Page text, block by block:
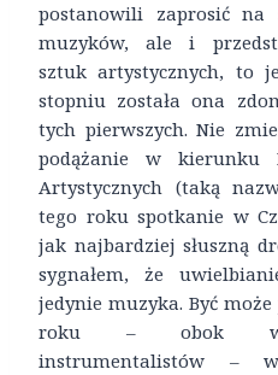
postanowili zaprosić na
muzyków, ale i
sztuk artystycznych, to
stopniu została ona
tych pierwszych. Nie
podążanie w kierunku
Artystycznych (taką
tego roku spotkanie w
jak najbardziej słuszną
sygnałem, że
jedynie muzyka. Być
roku – obok
instrumentalistów – w